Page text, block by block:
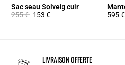
Sac seau Solveig cuir
Prix réduit à partir de
255 €à153 €
595 €
LIVRAISON OFFERTE